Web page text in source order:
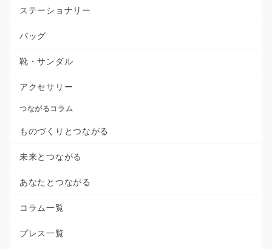
ステーショナリー
バッグ
靴・サンダル
アクセサリー
つながるコラム
ものづくりとつながる
未来とつながる
あなたとつながる
コラム一覧
プレス一覧